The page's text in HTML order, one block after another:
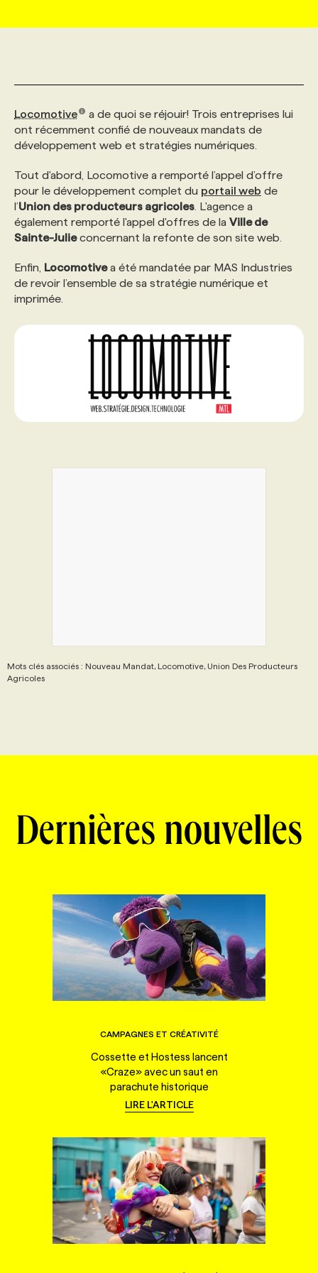
AFFAIRES DE L'INDUSTRIE
INITIATIVES NUMÉRIQUES
PRIX ET DISTINCTIONS
TENDANCES
WEB & MÉDIAS SOCIAUX
MARKETING DURABLE
GEO/SEO
ÉVÉNEMENTIEL
NOS AUTEUR‧RICES
INFOLETTRE PUBLICITÉ
ANNONCEZ AVEC NOUS
CONSULTER LA CVTHÈQUE
PROFIL ENTREPRISE
FAQ
ANNONCEZ AVEC NOUS
VOIR LES OFFRES
PROFIL CANDIDAT
FAQ
ANNONCEZ AVEC NOUS
NOS FORMATIONS EN LIGNE
NOS PARCOURS DE FORMATIONS
FORMATIONS PERSONNALISÉES
NOS FORMATEUR‧RICES
POURQUOI CHOISIR NOS FORMATIONS
PROGRAMMES DE SUBVENTIONS
CHASSE DE TÊTE
SERVICE DE CHASSE DE TÊTE
NOS TARIFS
NOS EXPERTISES
FAQ
Locomotive
a de quoi se réjouir! Trois entreprises lui
ont récemment confié de nouveaux mandats de
développement web et stratégies numériques.
Tout d'abord, Locomotive a remporté l’appel d’offre
pour le développement complet du portail web de
l’Union des producteurs agricoles . L'agence a
également remporté l'appel d'offres de la Ville de
Sainte-Julieconcernant la refonte de son site web.
Enfin, Locomotivea été mandatée par MAS Industries
de revoir l’ensemble de sa stratégie numérique et
imprimée.
Mots clés associés : Nouveau Mandat, Locomotive, Union Des Producteurs
Agricoles
Dernières nouvelles
CAMPAGNES ET CRÉATIVITÉ
Cossette et Hostess lancent
«Craze» avec un saut en
parachute historique
LIRE L'ARTICLE